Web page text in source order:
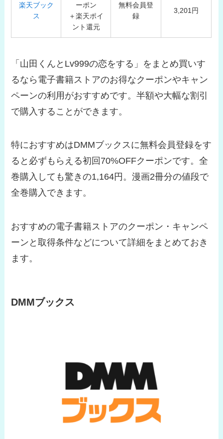
楽天ブック
ス
ーポン
＋楽天ポイ
ント還元
無料会員登
録
3,201円
「山田くんとLv999の恋をする」をまとめ買いす
るなら電子書籍ストアのお得なクーポンやキャン
ペーンの利用がおすすめです。半額や大幅な割引
で購入することができます。
特におすすめはDMMブックスに無料会員登録をす
ると必ずもらえる初回70%OFFクーポンです。全
巻購入しても驚きの1,164円。漫画2冊分の値段で
全巻購入できます。
おすすめの電子書籍ストアのクーポン・キャンペ
ーンと取得条件などについて詳細をまとめておき
ます。
DMMブックス